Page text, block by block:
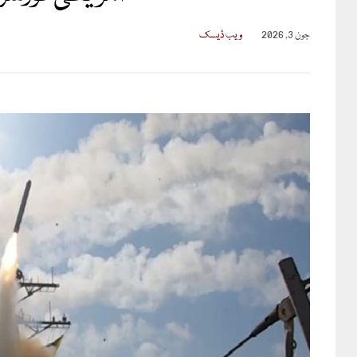
جون 3, 2026 ویب ڈیسک